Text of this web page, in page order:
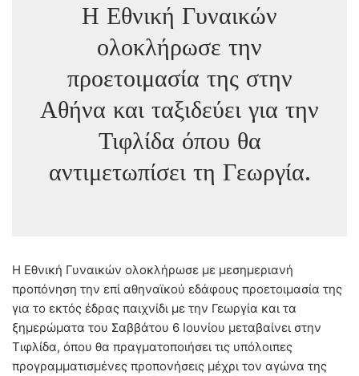
Η Εθνική Γυναικών
ολοκλήρωσε την
προετοιμασία της στην
Αθήνα και ταξιδεύει για την
Τιφλίδα όπου θα
αντιμετωπίσει τη Γεωργία.
Η Εθνική Γυναικών ολοκλήρωσε με μεσημεριανή
προπόνηση την επί αθηναϊκού εδάφους προετοιμασία της
για το εκτός έδρας παιχνίδι με την Γεωργία και τα
ξημερώματα του Σαββάτου 6 Ιουνίου μεταβαίνει στην
Τιφλίδα, όπου θα πραγματοποιήσει τις υπόλοιπες
προγραμματισμένες προπονήσεις μέχρι τον αγώνα της